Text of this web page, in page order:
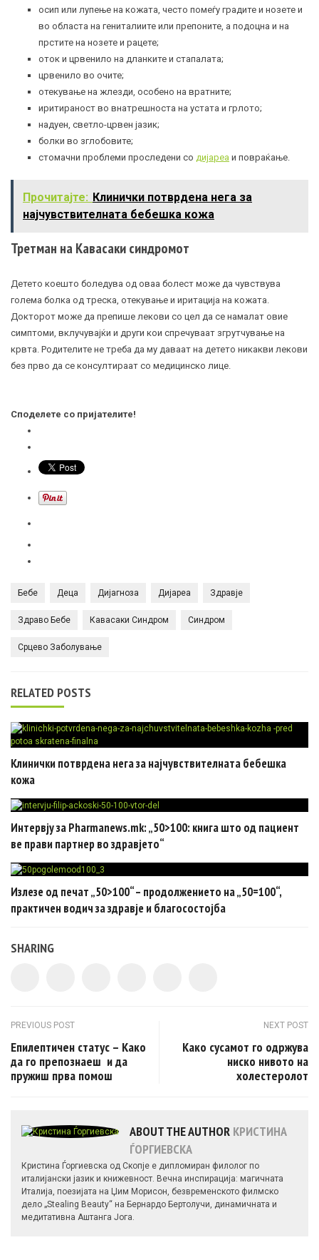
осип или лупење на кожата, често помеѓу градите и нозете и
во областа на гениталиите или препоните, а подоцна и на
прстите на нозете и рацете;
оток и црвенило на дланките и стапалата;
црвенило во очите;
отекување на жлезди, особено на вратните;
иритираност во внатрешноста на устата и грлото;
надуен, светло-црвен јазик;
болки во зглобовите;
стомачни проблеми проследени со дијареа и повраќање.
Прочитајте: Клинички потврдена нега за
најчувствителната бебешка кожа
Третман на Кавасаки синдромот
Детето коешто боледува од оваа болест може да чувствува
голема болка од треска, отекување и иритација на кожата.
Докторот може да препише лекови со цел да се намалат овие
симптоми, вклучувајќи и други кои спречуваат згрутчување на
крвта. Родителите не треба да му даваат на детето никакви лекови
без прво да се консултираат со медицинско лице.
Споделете со пријателите!
Бебе Деца Дијагноза Дијареа Здравје
Здраво Бебе Кавасаки Синдром Синдром
Срцево Заболување
RELATED POSTS
Клинички потврдена нега за најчувствителната бебешка
кожа
Интервју за Pharmanews.mk: „50>100: книга што од пациент
ве прави партнер во здравјето“
Излезе од печат „50>100“ – продолжението на „50=100“,
практичен водич за здравје и благосостојба
SHARING
Post navigation
PREVIOUS POST
Епилептичен статус – Како
да го препознаеш и да
пружиш прва помош
NEXT POST
Како сусамот го одржува
ниско нивото на
холестеролот
ABOUT THE AUTHOR КРИСТИНА
ЃОРГИЕВСКА
Кристина Ѓоргиевска од Скопје е дипломиран филолог по
италијански јазик и книжевност. Вечна инспирација: магичната
Италија, поезијата на Џим Морисон, безвременското филмско
дело „Stealing Beauty“ на Бернардо Бертолучи, динамичната и
медитативна Аштанга Јога.